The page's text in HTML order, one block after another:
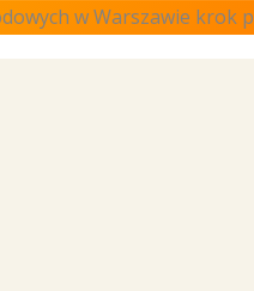
w Warszawie krok